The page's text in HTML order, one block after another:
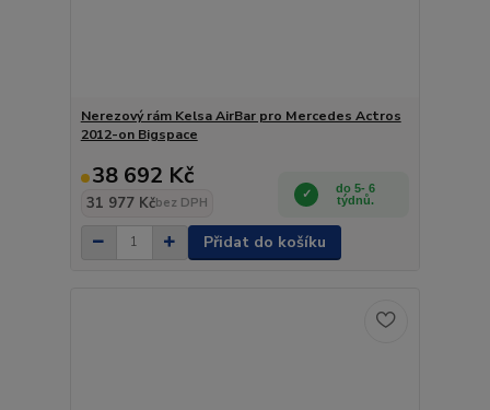
Nerezový rám Kelsa AirBar pro Mercedes Actros
2012-on Bigspace
38 692 Kč
31 977 Kčbez DPH
do 5- 6
týdnů.
Přidat do košíku